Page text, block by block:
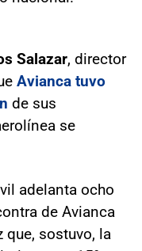
Salazar, director
Avianca tuvo
de sus
se
adelanta ocho
de Avianca
sostuvo, la